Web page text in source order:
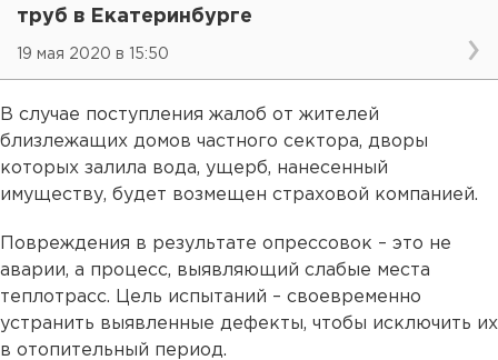
труб в Екатеринбурге
19 мая 2020 в 15:50
В случае поступления жалоб от жителей
близлежащих домов частного сектора, дворы
которых залила вода, ущерб, нанесенный
имуществу, будет возмещен страховой компанией.
Повреждения в результате опрессовок – это не
аварии, а процесс, выявляющий слабые места
теплотрасс. Цель испытаний – своевременно
устранить выявленные дефекты, чтобы исключить их
в отопительный период.